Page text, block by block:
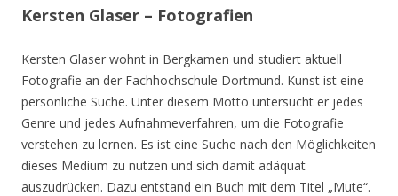
Kersten Glaser – Fotografien
Kersten Glaser wohnt in Bergkamen und studiert aktuell
Fotografie an der Fachhochschule Dortmund. Kunst ist eine
persönliche Suche. Unter diesem Motto untersucht er jedes
Genre und jedes Aufnahmeverfahren, um die Fotografie
verstehen zu lernen. Es ist eine Suche nach den Möglichkeiten
dieses Medium zu nutzen und sich damit adäquat
auszudrücken. Dazu entstand ein Buch mit dem Titel „Mute“.